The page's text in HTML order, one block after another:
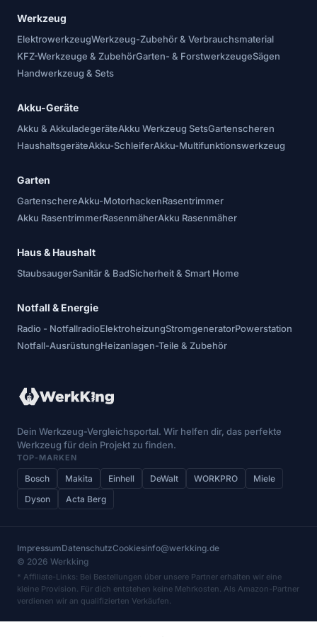
Werkzeug
ElektrowerkzeugWerkzeug-Zubehör & Verbrauchsmaterial
KFZ-Werkzeuge & ZubehörGarten- & ForstwerkzeugeSägen
Handwerkzeug & Sets
Akku-Geräte
Akku & AkkuladegeräteAkku Werkzeug SetsGartenscheren
HaushaltsgeräteAkku-SchleiferAkku-Multifunktionswerkzeug
Garten
GartenschereAkku-MotorhackenRasentrimmer
Akku RasentrimmerRasenmäherAkku Rasenmäher
Haus & Haushalt
StaubsaugerSanitär & BadSicherheit & Smart Home
Notfall & Energie
Radio - NotfallradioElektroheizungStromgeneratorPowerstation
Notfall-AusrüstungHeizanlagen-Teile & Zubehör
Dein Werkzeug-Vergleichsportal. Wir helfen dir, das perfekte
Werkzeug für dein Projekt zu finden.
TOP-MARKEN
Bosch Makita Einhell DeWalt WORKPRO
Miele
Dyson
Acta Berg
ImpressumDatenschutzCookiesinfo@werkking.de
© 2026 Werkking
* Affiliate-Links: Bei Bestellungen über unsere Partner erhalten wir eine
kleine Provision. Für dich entstehen keine Mehrkosten. Als Amazon-Partner
verdienen wir an qualifizierten Verkäufen.